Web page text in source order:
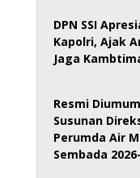
DPN SSI
Kapolri, Ajak
Jaga
Resmi
Susunan
Perumda Air
Sembada